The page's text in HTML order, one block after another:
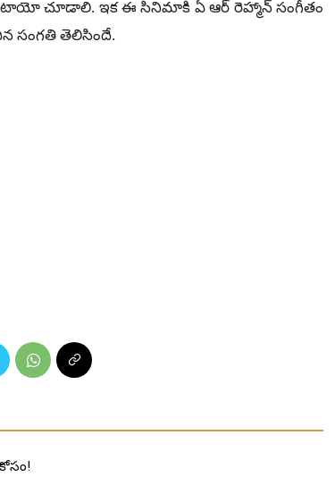
చూడాలి. ఇక ఈ సినిమాకి ఏ ఆర్ రెహ్మాన్ సంగీతం
సంగతి తెలిసిందే.